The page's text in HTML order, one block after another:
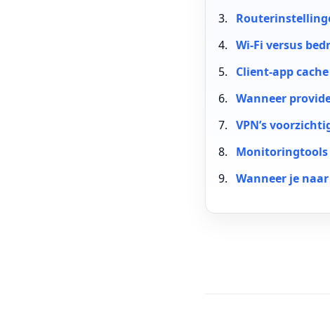
Wi-Fi versus
Client-app
Wanneer
VPN’s
Monitoringtools
Wanneer je